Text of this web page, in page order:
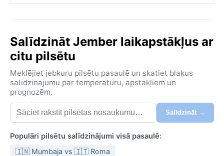
Salīdzināt Jember laikapstākļus ar
citu pilsētu
Meklējiet jebkuru pilsētu pasaulē un skatiet blakus
salīdzinājumu par temperatūru, apstākļiem un
prognozēm.
Salīdzināt →
Populāri pilsētu salīdzinājumi visā pasaulē:
🇮🇳 Mumbaja vs 🇮🇹 Roma